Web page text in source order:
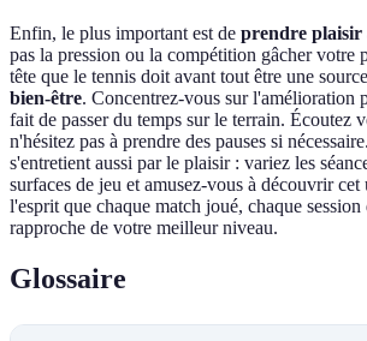
Enfin, le plus important est de prendre plaisir
pas la pression ou la compétition gâcher votre
tête que le tennis doit avant tout être une
bien-être. Concentrez-vous sur l'amélioration
fait de passer du temps sur le terrain. Écoutez
n'hésitez pas à prendre des pauses si
s'entretient aussi par le plaisir : variez les
surfaces de jeu et amusez-vous à découvrir cet
l'esprit que chaque match joué, chaque
rapproche de votre meilleur niveau.
Glossaire